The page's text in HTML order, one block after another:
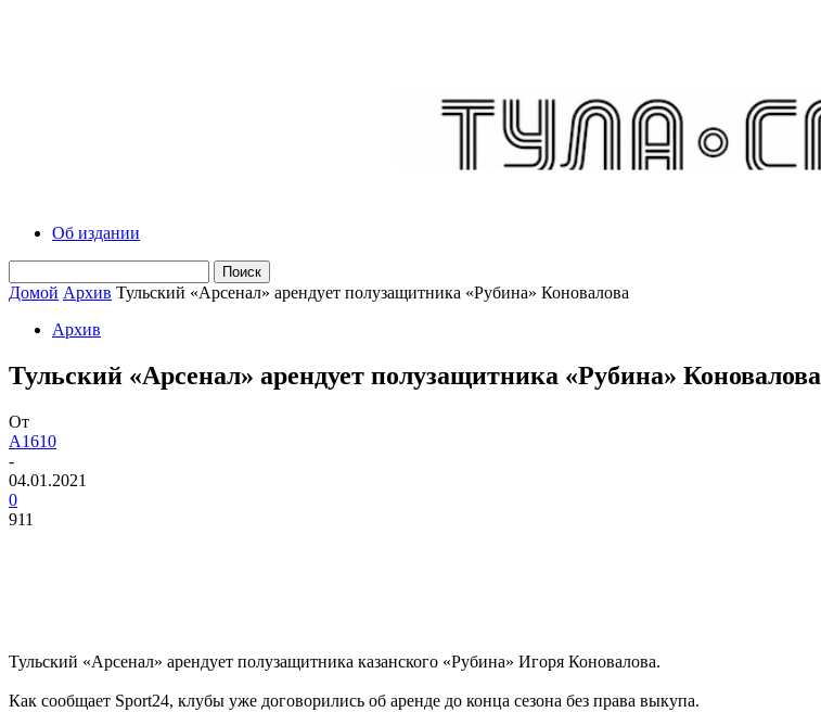
Об издании
Домой Архив Тульский «Арсенал» арендует полузащитника «Рубина» Коновалова
Архив
Тульский «Арсенал» арендует полузащитника «Рубина» Коновалова
От
A1610
-
04.01.2021
0
911
Тульский «Арсенал» арендует полузащитника казанского «Рубина» Игоря Коновалова.
Как сообщает Sport24, клубы уже договорились об аренде до конца сезона без права выкупа.